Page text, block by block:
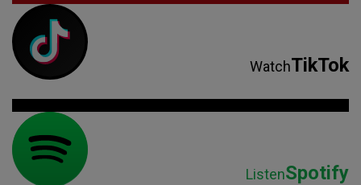
WatchTikTok
ListenSpotify